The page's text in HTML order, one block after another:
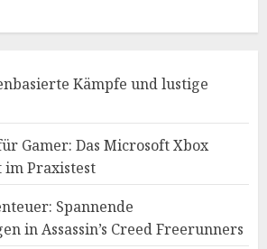
Kämpfe und lustige
Gamer: Das Microsoft Xbox
im Praxistest
Spannende
in Assassin’s Creed Freerunners